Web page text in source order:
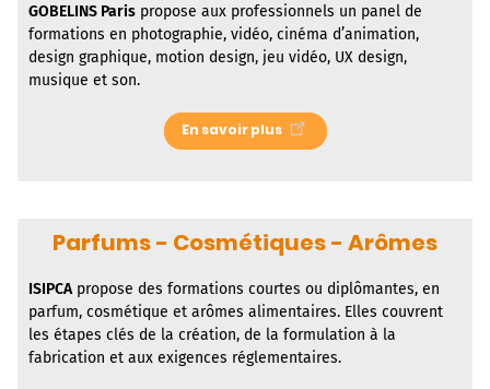
GOBELINS Paris propose aux professionnels un panel de
formations en photographie, vidéo, cinéma d’animation,
design graphique, motion design, jeu vidéo, UX design,
musique et son.
En savoir plus
Parfums - Cosmétiques - Arômes
ISIPCApropose des formations courtes ou diplômantes, en
parfum, cosmétique et arômes alimentaires. Elles couvrent
les étapes clés de la création, de la formulation à la
fabrication et aux exigences réglementaires.